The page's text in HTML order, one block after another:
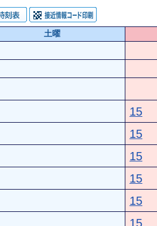
土曜
15
15
15
15
15
15